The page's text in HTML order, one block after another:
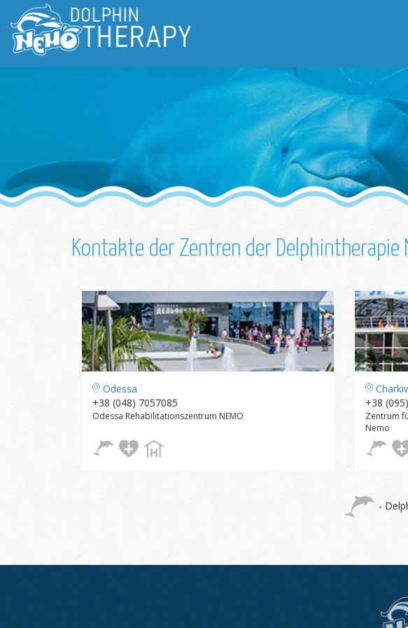
Kontakte der Zentren der Delphintherapie
Odessa
+38 (048) 7057085
Odessa Rehabilitationszentrum NEMO
+38
Zentrum
Nemo
-